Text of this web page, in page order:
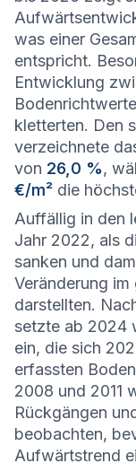
was einer
entspricht.
Entwicklung
kletterten. Den
verzeichnete
von 26,0 %,
€/m² die
Auffällig in den
Jahr 2022, als
sanken und
Veränderung
darstellten.
setzte ab 2024
ein, die sich
erfassten
2008 und 2011
Rückgängen
beobachten,
Aufwärtstrend